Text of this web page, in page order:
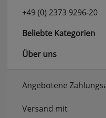
+49 (0) 2373 9296-20
Beliebte Kategorien
Über uns
Angebotene
Versand mit